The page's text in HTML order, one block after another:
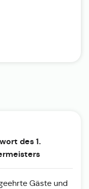
des 1.
Gäste und